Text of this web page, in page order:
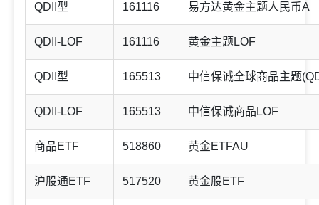
QDII型 161116 易方达黄金主题人民币A
QDII-LOF 161116 黄金主题LOF
QDII型 165513 中信保诚全球商品主题
QDII-LOF 165513 中信保诚商品LOF
商品ETF 518860 黄金ETFAU
沪股通ETF 517520 黄金股ETF